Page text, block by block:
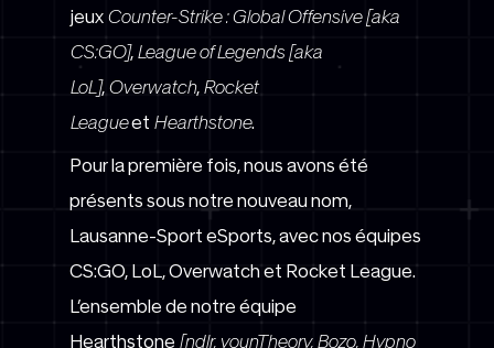
jeux Counter-Strike : Global Offensive [aka
CS:GO], League of Legends [aka
LoL], Overwatch, Rocket
Leagueet Hearthstone.
Pour la première fois, nous avons été
présents sous notre nouveau nom,
Lausanne-Sport eSports, avec nos équipes
CS:GO, LoL, Overwatch et Rocket League.
L’ensemble de notre équipe
Hearthstone [ndlr, younTheory, Bozo, Hypno